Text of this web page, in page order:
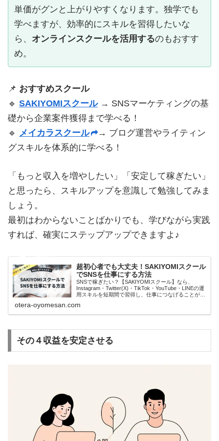
単価がグンと上がりやすくなります。独学でも
学べますが、効率的にスキルを習得したいな
ら、 オンラインスクールを活用するのもおすす
め。
📌 おすすめスクール
🔹 SAKIYOMIスクール→ SNSマーケティングの基
礎から企業案件獲得まで学べる！
🔹 メイカラスクール
→ ブログ運営やライティン
グスキルを体系的に学べる！
「もっと収入を増やしたい」「安定して稼ぎたい」
と思ったら、スキルアップを意識して勉強してみま
しょう。
最初はわからないことばかりでも、学びながら実践
すれば、確実にステップアップできますよ♪
超初心者でも大丈夫！SAKIYOMIスクール
でSNSを仕事にする方法
SNSで稼ぎたい？【SAKIYOMIスクール】なら、
Instagram・Twitter(X)・TikTok・YouTube・LINEの運
用スキルを短期間で習得し、仕事につなげることが可
会でSNS運用の基礎を学び、案件獲得のチャンスを掴
もう！
otera-oyomesan.com
その４収益を安定させる